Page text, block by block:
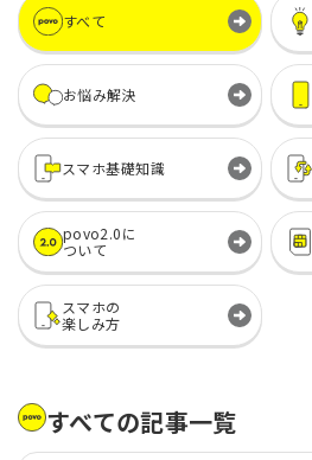
すべて
お悩み解決
スマホ基礎知識
povo2.0に
ついて
スマホの
楽しみ方
すべての記事一覧